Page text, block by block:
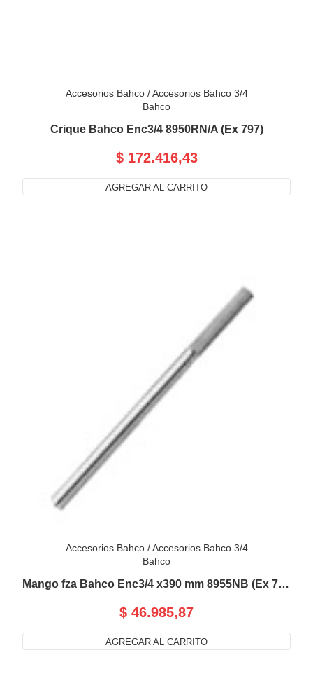
Accesorios Bahco/Accesorios Bahco 3/4
Bahco
Crique Bahco Enc3/4 8950RN/A (Ex 797)
$ 172.416,43
AGREGAR AL CARRITO
Accesorios Bahco/Accesorios Bahco 3/4
Bahco
Mango fza Bahco Enc3/4 x390 mm 8955NB (Ex 787)
$ 46.985,87
AGREGAR AL CARRITO